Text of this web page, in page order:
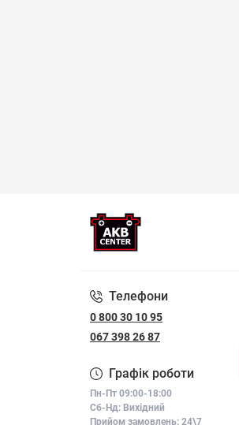
Телефони
0 800 30 10 95
067 398 26 87
Графік роботи
Пн-Пт 09:00-18:00
Сб-Нд: Вихідний
Прийом замовлень: 24\7